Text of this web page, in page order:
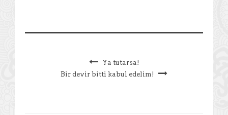
Ya tutarsa!
Bir devir bitti kabul edelim!